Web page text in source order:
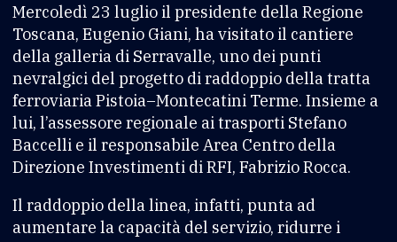
Mercoledì 23 luglio il presidente della Regione
Toscana, Eugenio Giani, ha visitato il cantiere
della galleria di Serravalle, uno dei punti
nevralgici del progetto di raddoppio della tratta
ferroviaria Pistoia–Montecatini Terme. Insieme a
lui, l’assessore regionale ai trasporti Stefano
Baccelli e il responsabile Area Centro della
Direzione Investimenti di RFI, Fabrizio Rocca.
Il raddoppio della linea, infatti, punta ad
aumentare la capacità del servizio, ridurre i